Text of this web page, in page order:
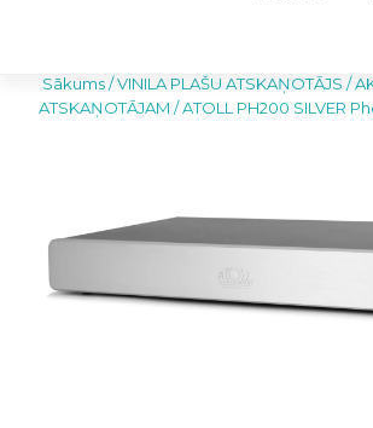
Sākums/VINILA PLAŠU ATSKAŅOTĀJS /
ATSKAŅOTĀJAM /ATOLL PH200 SILVER